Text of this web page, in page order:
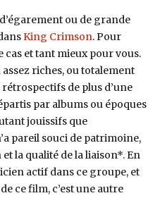
ou de grande
King Crimson. Pour
cas et tant mieux pour vous.
riches, ou totalement
de plus d’une
par albums ou époques
jouissifs que
pareil souci de patrimoine,
la qualité de la liaison*. En
actif dans ce groupe, et
ce film, c’est une autre